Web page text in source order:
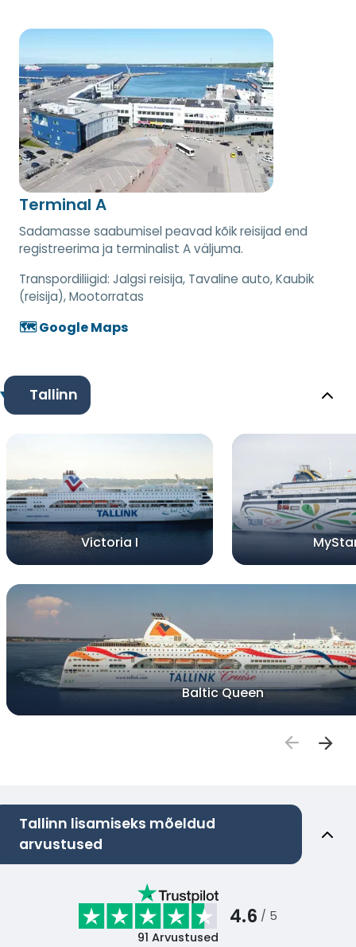
Terminal A
Sadamasse saabumisel peavad kõik reisijad end
registreerima ja terminalist A väljuma.
Transpordiliigid: Jalgsi reisija, Tavaline auto, Kaubik
(reisija), Mootorratas
🗺️ Google Maps
Tallinn
Victoria I
Baltic Queen
Tallinn lisamiseks mõeldud
arvustused
4.6 / 5
91 Arvustused